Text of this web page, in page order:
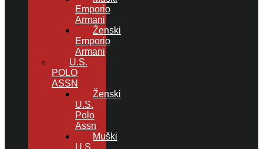
Emporio
Armani
Ženski
Emporio
Armani
U.S.
POLO
ASSN
Ženski
U.S.
Polo
Assn
Muški
U.S.